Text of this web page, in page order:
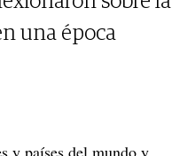
una época